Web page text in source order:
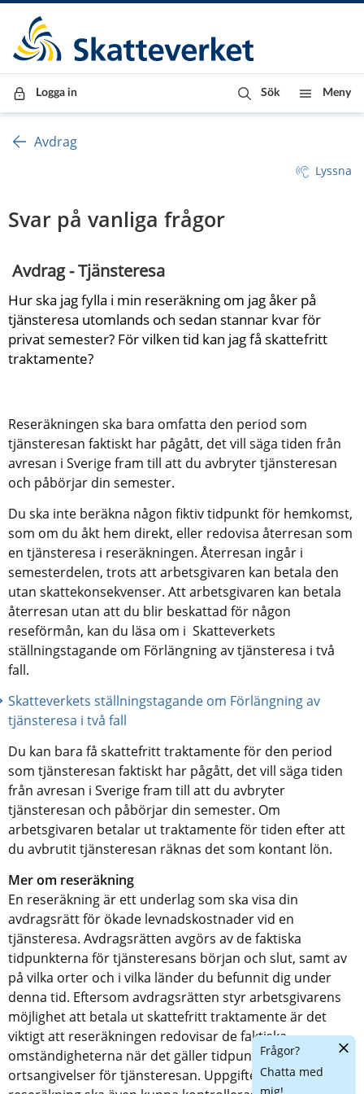
Till innehåll
Till navigationen
Till chattrobot
Logga in Sök Meny
Avdrag
Lyssna
Svar på vanliga frågor
Avdrag - Tjänsteresa
Hur ska jag fylla i min reseräkning om jag åker på
tjänsteresa utomlands och sedan stannar kvar för
privat semester? För vilken tid kan jag få skattefritt
traktamente?
Reseräkningen ska bara omfatta den period som
tjänsteresan faktiskt har pågått, det vill säga tiden från
avresan i Sverige fram till att du avbryter tjänsteresan
och påbörjar din semester.
Du ska inte beräkna någon fiktiv tidpunkt för hemkomst,
som om du åkt hem direkt, eller redovisa återresan som
en tjänsteresa i reseräkningen. Återresan ingår i
semesterdelen, trots att arbetsgivaren kan betala den
utan skattekonsekvenser. Att arbetsgivaren kan betala
återresan utan att du blir beskattad för någon
reseförmån, kan du läsa om i  Skatteverkets
ställningstagande om Förlängning av tjänsteresa i två
fall.
Skatteverkets ställningstagande om Förlängning av
tjänsteresa i två fall
Du kan bara få skattefritt traktamente för den period
som tjänsteresan faktiskt har pågått, det vill säga tiden
från avresan i Sverige fram till att du avbryter
tjänsteresan och påbörjar din semester. Om
arbetsgivaren betalar ut traktamente för tiden efter att
du avbrutit tjänsteresan räknas det som kontant lön.
Mer om reseräkning
En reseräkning är ett underlag som ska visa din
avdragsrätt för ökade levnadskostnader vid en
tjänsteresa. Avdragsrätten avgörs av de faktiska
tidpunkterna för tjänsteresans början och slut, samt av
på vilka orter och i vilka länder du befunnit dig under
denna tid. Eftersom avdragsrätten styr arbetsgivarens
möjlighet att betala ut skattefritt traktamente är det
viktigt att reseräkningen redovisar de faktiska
omständigheterna när det gäller tidpunkter och
ortsangivelser för tjänsteresan. Uppgifterna i en
Frågor?
Chatta med
Dölj